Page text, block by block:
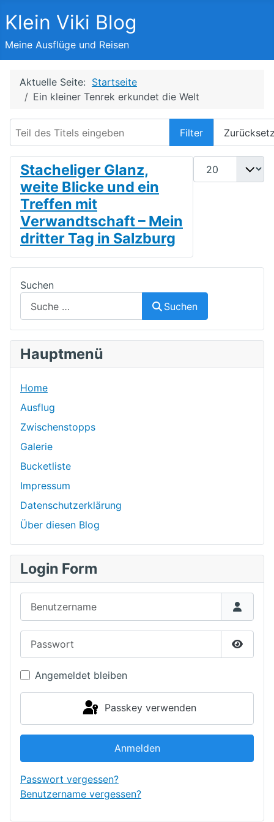
Klein Viki Blog
Meine Ausflüge und Reisen
Aktuelle Seite: Startseite
Ein kleiner Tenrek erkundet die Welt
Filter
Anzeige #
Stacheliger Glanz,
weite Blicke und ein
Treffen mit
Verwandtschaft – Mein
dritter Tag in Salzburg
Suchen
Suchen
Hauptmenü
Home
Ausflug
Zwischenstopps
Galerie
Bucketliste
Impressum
Datenschutzerklärung
Über diesen Blog
Login Form
Angemeldet bleiben
Passkey verwenden
Anmelden
Passwort vergessen?
Benutzername vergessen?